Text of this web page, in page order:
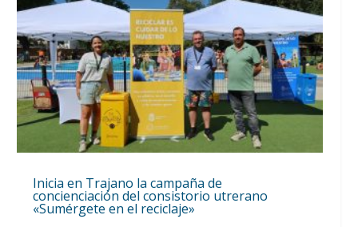
Inicia en Trajano la campaña de
concienciación del consistorio utrerano
«Sumérgete en el reciclaje»